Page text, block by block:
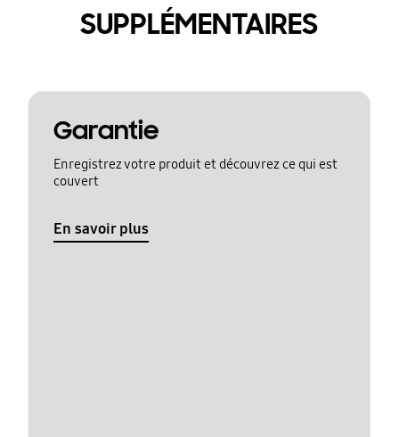
SUPPLÉMENTAIRES
Garantie
Enregistrez votre produit et découvrez ce qui est
couvert
En savoir plus